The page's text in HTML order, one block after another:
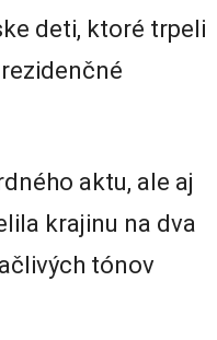
deti, ktoré trpeli
aktu, ale aj
krajinu na dva
tónov